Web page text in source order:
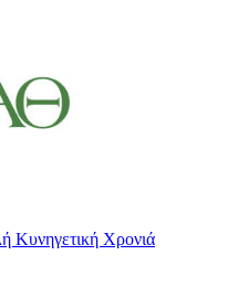
Κυνηγετική Χρονιά